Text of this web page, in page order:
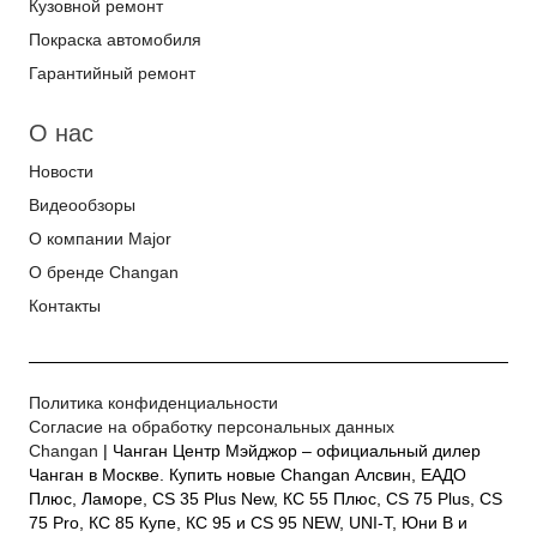
Кузовной ремонт
Покраска автомобиля
Гарантийный ремонт
О нас
Новости
Видеообзоры
О компании Major
О бренде Changan
Контакты
Политика конфиденциальности
Согласие на обработку персональных данных
Changan | Чанган Центр Мэйджор – официальный дилер
Чанган в Москве. Купить новые Changan Алсвин, ЕАДО
Плюс, Ламоре, CS 35 Plus New, КС 55 Плюс, CS 75 Plus, CS
75 Pro, КС 85 Купе, КС 95 и CS 95 NEW, UNI-T, Юни В и